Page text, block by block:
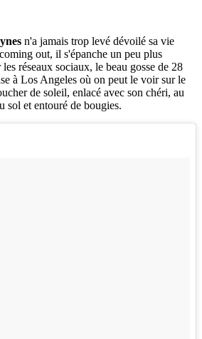
n'a jamais trop levé dévoilé sa vie
out, il s'épanche un peu plus
réseaux sociaux, le beau gosse de 28
à Los Angeles où on peut le voir sur le
de soleil, enlacé avec son chéri, au
sol et entouré de bougies.